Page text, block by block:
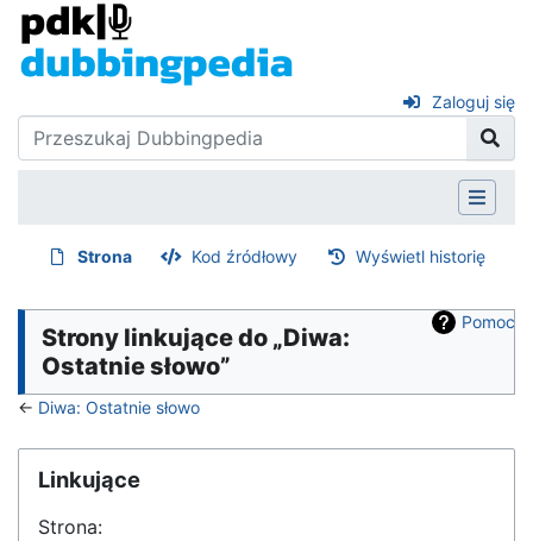
Zaloguj się
Strona Kod źródłowy Wyświetl historię
Pomoc
Strony linkujące do „Diwa:
Ostatnie słowo”
← Diwa: Ostatnie słowo
Linkujące
Strona: